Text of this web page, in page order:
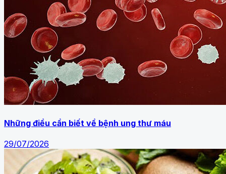
Những điều cần biết về bệnh ung thư máu
29/07/2026